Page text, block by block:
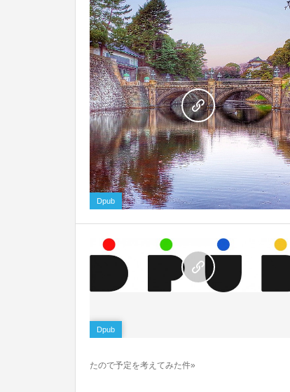
Dpub
0
Dpub
たので予定を考えてみた件»